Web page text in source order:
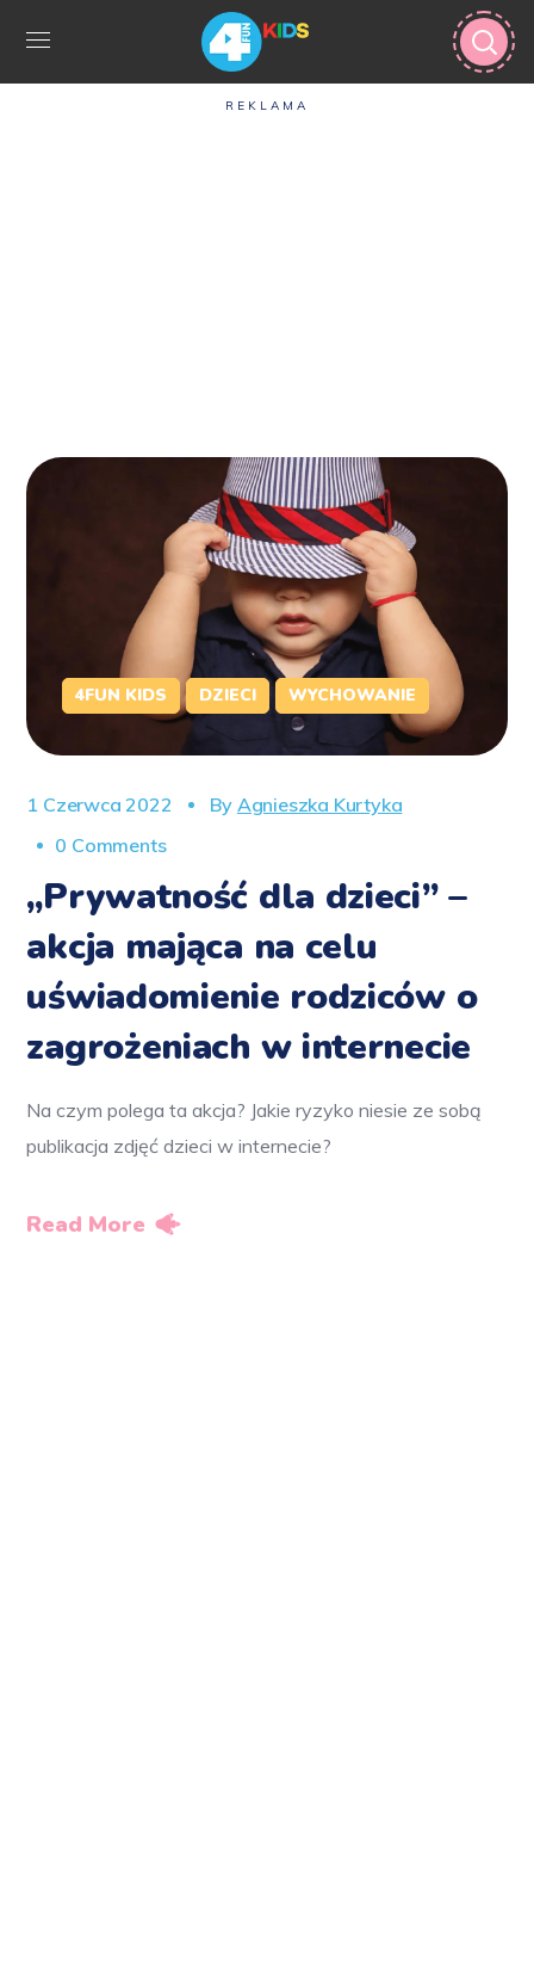
REKLAMA
4FUN KIDS DZIECI WYCHOWANIE
1 Czerwca 2022 By Agnieszka Kurtyka
0 Comments
„Prywatność dla dzieci” –
akcja mająca na celu
uświadomienie rodziców o
zagrożeniach w internecie
Na czym polega ta akcja? Jakie ryzyko niesie ze sobą
publikacja zdjęć dzieci w internecie?
Read More